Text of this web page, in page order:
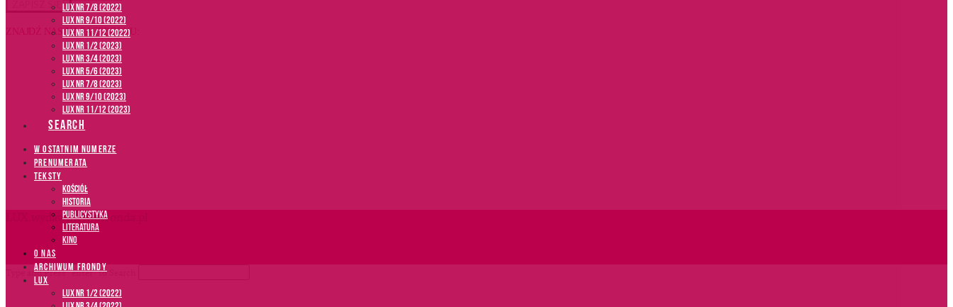
LUX NR 7/8 (2022)
LUX nr 9/10 (2022)
LUX NR 11/12 (2022)
LUX NR 1/2 (2023)
LUX NR 3/4 (2023)
LUX NR 5/6 (2023)
LUX NR 7/8 (2023)
LUX NR 9/10 (2023)
LUX NR 11/12 (2023)
SEARCH
W OSTATNIM NUMERZE
PRENUMERATA
TEKSTY
Kościół
Historia
Publicystyka
Literatura
Kino
O NAS
ARCHIWUM FRONDY
LUX
LUX NR 1/2 (2022)
ZNAJDŹ NAS NA FACEBOOKU:
LUX.wydawnictwofronda.pl
Type and Press “enter” to Search